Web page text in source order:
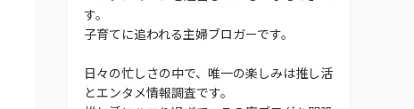
す。
子育てに追われる主婦ブロガーです。
日々の忙しさの中で、唯一の楽しみは推し活
とエンタメ情報調査です。